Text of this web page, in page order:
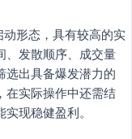
动形态，具有较高的实
、发散顺序、成交量
选出具备爆发潜力的
在实际操作中还需结
现稳健盈利。